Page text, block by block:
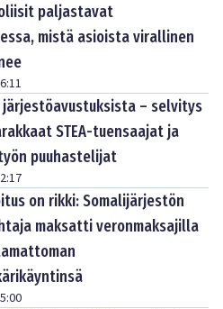
paljastavat
mistä asioista virallinen
järjestöavustuksista – selvitys
STEA-tuensaajat ja
puuhastelijat
on rikki: Somalijärjestön
maksatti veronmaksajilla